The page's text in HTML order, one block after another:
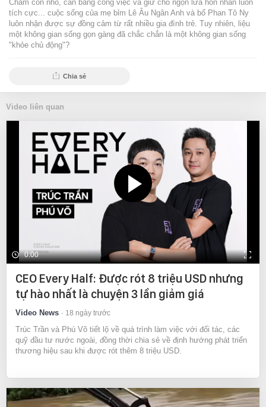
Chăm con nhỏ, cân bằng công việc và giữ cho ngọn lửa hôn nhân luôn
tích cực... cuộc sống của mẹ bỉm Lê Âu Ngân Anh và bố Phan Tô Ny
luôn nhận được sự đồng cảm từ rất nhiều gia đình trẻ. Tuy nhiên, liệu
một không gian sống gọn gàng đã chắc chắn là một không gian sống
"khỏe chủ động"?
Chia sẻ
Video liên quan
0:00
CEO Every Half: Được rót 8 triệu USD nhưng
tự hào nhất là chuyện 3 lần giảm giá
Video News 18 ngày trước
Trúc Trần và Phú Võ tiết lộ về quá trình làm việc với đối tác, các
quỹ đầu tư nước ngoài, đồng thời chia sẻ về định hướng phát triển
thương hiệu sau khi được rót thêm 8 triệu USD.